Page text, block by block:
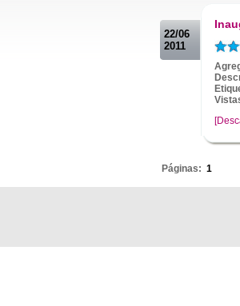
22/06
2011
Páginas: 1